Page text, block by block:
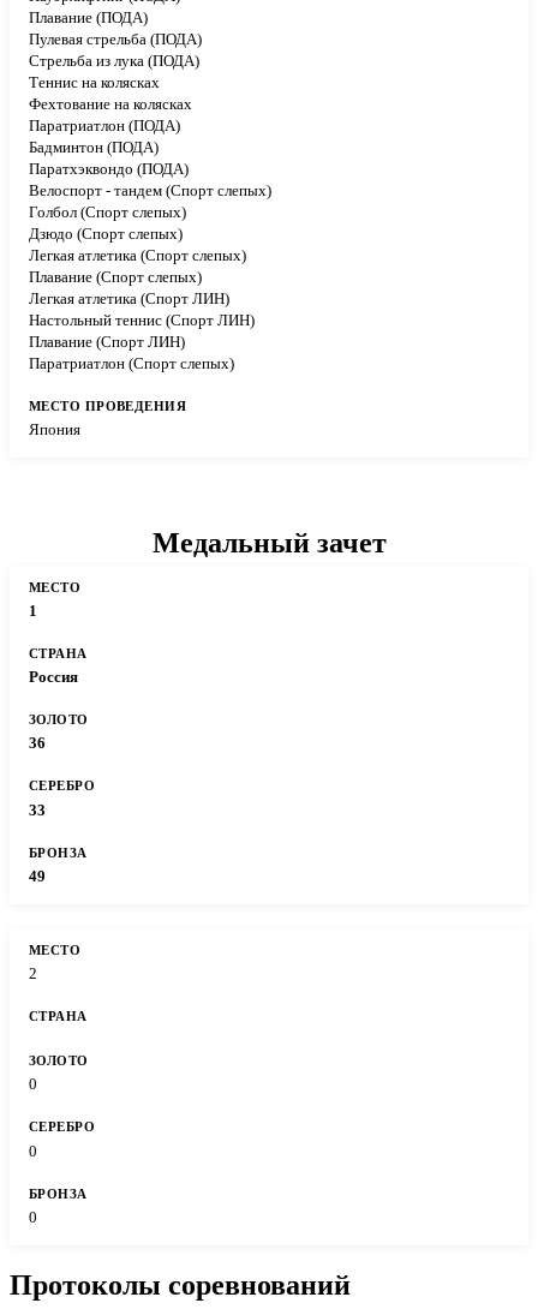
Плавание (ПОДА)
Пулевая стрельба (ПОДА)
Стрельба из лука (ПОДА)
Теннис на колясках
Фехтование на колясках
Паратриатлон (ПОДА)
Бадминтон (ПОДА)
Паратхэквондо (ПОДА)
Велоспорт - тандем (Спорт слепых)
Голбол (Спорт слепых)
Дзюдо (Спорт слепых)
Легкая атлетика (Спорт слепых)
Плавание (Спорт слепых)
Легкая атлетика (Спорт ЛИН)
Настольный теннис (Спорт ЛИН)
Плавание (Спорт ЛИН)
Паратриатлон (Спорт слепых)
Япония
Медальный зачет
1
Россия
36
33
49
2
0
0
0
Протоколы соревнований